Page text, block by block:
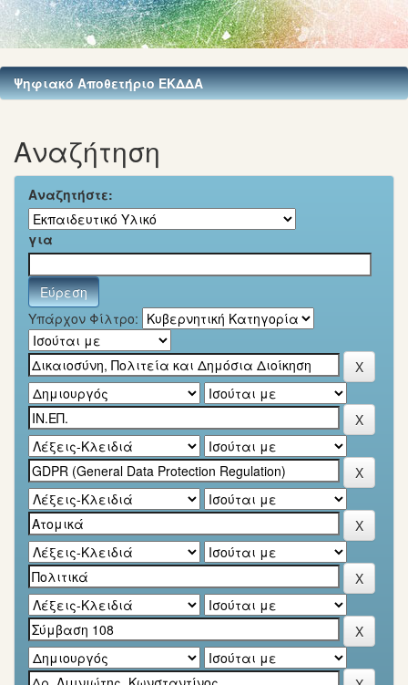
Ψηφιακό Αποθετήριο ΕΚΔΔΑ
Αναζήτηση
Αναζητήστε:
για
Υπάρχον Φίλτρο: